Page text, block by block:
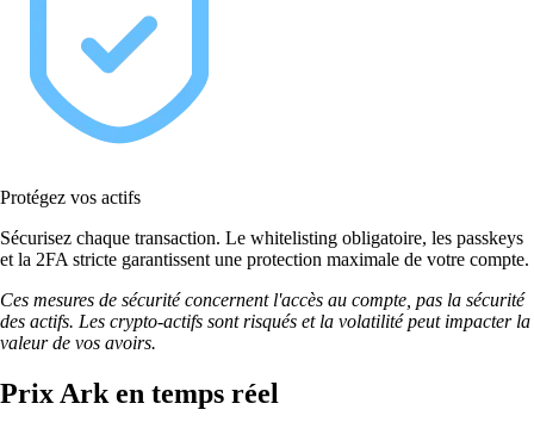
Protégez vos actifs
Sécurisez chaque transaction. Le whitelisting obligatoire, les passkeys
et la 2FA stricte garantissent une protection maximale de votre compte.
Ces mesures de sécurité concernent l'accès au compte, pas la sécurité
des actifs. Les crypto-actifs sont risqués et la volatilité peut impacter la
valeur de vos avoirs.
Prix Ark en temps réel